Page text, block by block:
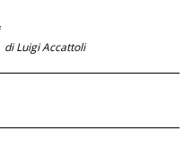
di Luigi Accattoli